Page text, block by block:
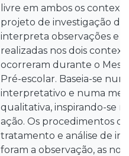
livre em ambos os
projeto de investigação
interpreta observações e
realizadas nos dois
ocorreram durante o
Pré-escolar. Baseia-se
interpretativo e numa
qualitativa, inspirando-se
ação. Os procedimentos
tratamento e análise de
foram a observação, as